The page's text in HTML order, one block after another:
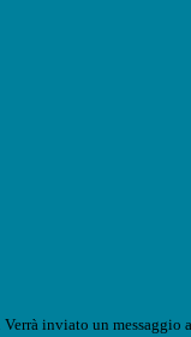
Verrà inviato un